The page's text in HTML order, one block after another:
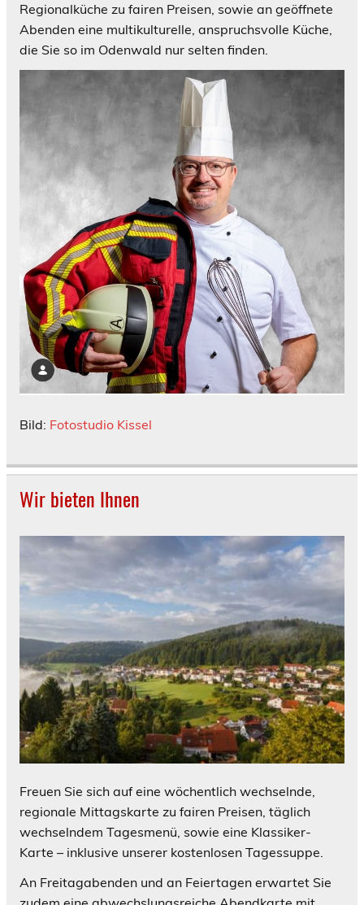
Regionalküche zu fairen Preisen, sowie an geöffnete
Abenden eine multikulturelle, anspruchsvolle Küche,
die Sie so im Odenwald nur selten finden.
Bild: Fotostudio Kissel
Wir bieten Ihnen
Freuen Sie sich auf eine wöchentlich wechselnde,
regionale Mittagskarte zu fairen Preisen, täglich
wechselndem Tagesmenü, sowie eine Klassiker-
Karte – inklusive unserer kostenlosen Tagessuppe.
An Freitagabenden und an Feiertagen erwartet Sie